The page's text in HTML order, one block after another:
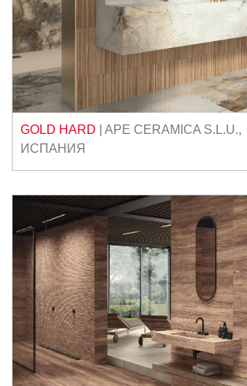
GOLD HARD APE CERAMICA S.L.U.,
ИСПАНИЯ